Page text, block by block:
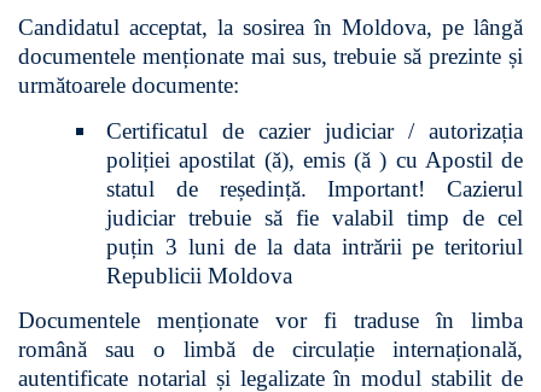
Candidatul acceptat, la sosirea în Moldova, pe lângă
documentele menționate mai sus, trebuie să prezinte și
următoarele documente:
Certificatul de cazier judiciar / autorizația
poliției apostilat (ă), emis (ă ) cu Apostil de
statul de reședință. Important! Cazierul
judiciar trebuie să fie valabil timp de cel
puțin 3 luni de la data intrării pe teritoriul
Republicii Moldova
Documentele menționate vor fi traduse în limba
română sau o limbă de circulație internațională,
autentificate notarial și legalizate în modul stabilit de